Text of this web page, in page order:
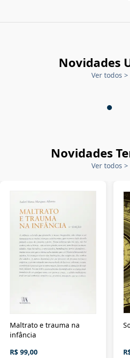
Novidades
Ver todos >
Novidades
Ver todos >
Maltrato e trauma na
infância
R$ 99,00